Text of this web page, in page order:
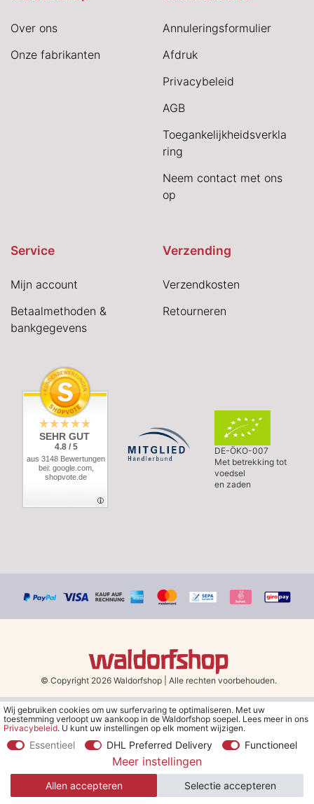
Over ons
Onze fabrikanten
Annuleringsformulier
Afdruk
Privacybeleid
AGB
Toegankelijkheidsverkla
ring
Neem contact met ons
op
Service
Mijn account
Betaalmethoden &
bankgegevens
Verzending
Verzendkosten
Retourneren
SEHR GUT
4.8 / 5
aus 3148 Bewertungen
bei: google.com,
shopvote.de
DE-ÖKO-007
Met betrekking tot
voedsel
en zaden
© Copyright 2026 Waldorfshop Alle rechten voorbehouden.
*Gratis verzending in Nederland en België vanaf 79 euro bij het
kiezen van de verzendmethode "DHL - Besparing op
**Je ontvangt de kortingsbon van € 5 per e-mail nadat je je hebt
aangemeld voor de nieuwsbrief. De kortingsbon is 30 dagen geldig
en geldt bij een minimale bestelwaarde van € 30.
Wij gebruiken cookies om uw surfervaring te optimaliseren. Met uw
toestemming verloopt uw aankoop in de Waldorfshop soepel. Lees meer in ons
Privacybeleid. U kunt uw instellingen op elk moment wijzigen.
Essentieel DHL Preferred Delivery Functioneel
Meer instellingen
Allen accepteren Selectie accepteren